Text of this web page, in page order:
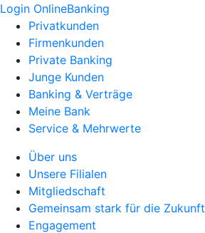
Login OnlineBanking
Privatkunden
Firmenkunden
Private Banking
Junge Kunden
Banking & Verträge
Meine Bank
Service & Mehrwerte
Über uns
Unsere Filialen
Mitgliedschaft
Gemeinsam stark für die Zukunft
Engagement